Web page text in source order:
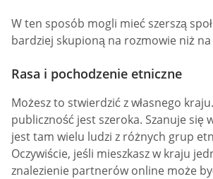
W ten sposób mogli mieć szerszą
bardziej skupioną na rozmowie niż
Rasa i pochodzenie etniczne
Możesz to stwierdzić z własnego
publiczność jest szeroka. Szanuje się
jest tam wielu ludzi z różnych grup
Oczywiście, jeśli mieszkasz w kraju
znalezienie partnerów online może